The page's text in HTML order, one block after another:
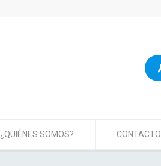
¿QUIÉNES SOMOS? CONTACTO